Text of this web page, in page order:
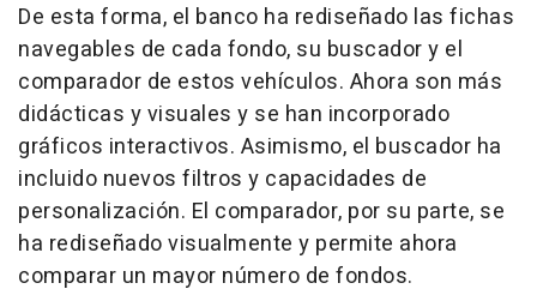
De esta forma, el banco ha rediseñado las fichas
navegables de cada fondo, su buscador y el
comparador de estos vehículos. Ahora son más
didácticas y visuales y se han incorporado
gráficos interactivos. Asimismo, el buscador ha
incluido nuevos filtros y capacidades de
personalización. El comparador, por su parte, se
ha rediseñado visualmente y permite ahora
comparar un mayor número de fondos.